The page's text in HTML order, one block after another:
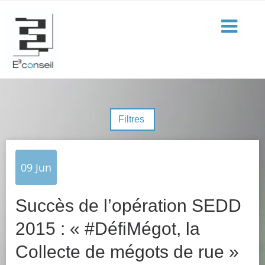
09 Jun
Succès de l’opération SEDD
2015 : « #DéfiMégot, la
Collecte de mégots de rue »
Filtres